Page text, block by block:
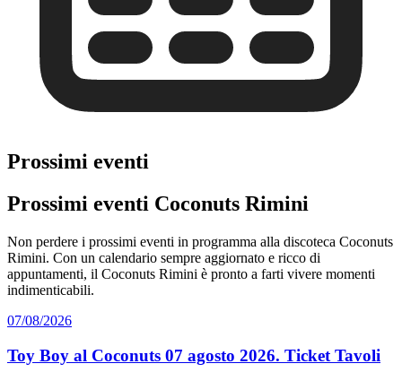
Prossimi eventi
Prossimi eventi Coconuts Rimini
Non perdere i prossimi eventi in programma alla discoteca Coconuts
Rimini. Con un calendario sempre aggiornato e ricco di
appuntamenti, il Coconuts Rimini è pronto a farti vivere momenti
indimenticabili.
07/08/2026
Toy Boy al Coconuts 07 agosto 2026. Ticket Tavoli